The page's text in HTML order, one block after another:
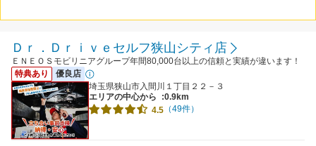
Ｄｒ．Ｄｒｉｖｅセルフ狭山シティ店
ＥＮＥＯＳモビリニアグループ年間80,000台以上の信頼と実績が違います！
特典あり
優良店
埼玉県狭山市入間川１丁目２２－３
エリアの中心から
:0.9km
4.5 （49件）